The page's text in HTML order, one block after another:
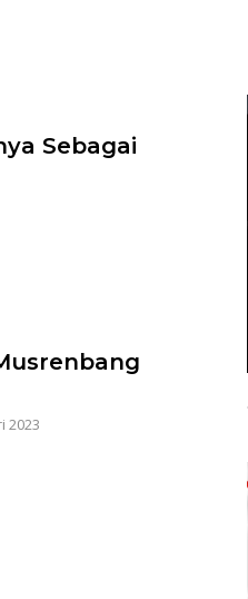
Sebagai
2023